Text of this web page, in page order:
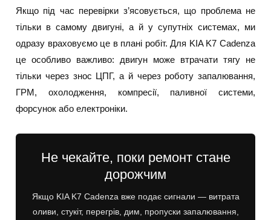
Якщо під час перевірки з’ясовується, що проблема не
тільки в самому двигуні, а й у супутніх системах, ми
одразу враховуємо це в плані робіт. Для KIA K7 Cadenza
це особливо важливо: двигун може втрачати тягу не
тільки через знос ЦПГ, а й через роботу запалювання,
ГРМ, охолодження, компресії, паливної системи,
форсунок або електроніки.
Не чекайте, поки ремонт стане
дорожчим
Якщо KIA K7 Cadenza вже подає сигнали — витрата
оливи, стукіт, перегрів, дим, пропуски запалювання,